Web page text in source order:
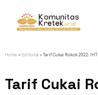
Home » Editorial »Tarif Cukai Rokok 2022:
Tarif Cukai